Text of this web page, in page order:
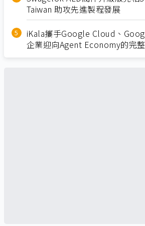
Taiwan 助攻先進製程發展
iKala攜手Google Cloud、
企業迎向Agent Economy的完